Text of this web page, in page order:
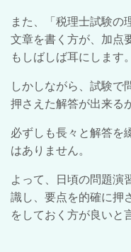
また、「税理士試験の
文章を書く方が、加点
もしばしば耳にします。
しかしながら、試験で
押さえた解答が出来る
必ずしも長々と解答を
はありません。
よって、日頃の問題演
識し、要点を的確に押
をしておく方が良いと